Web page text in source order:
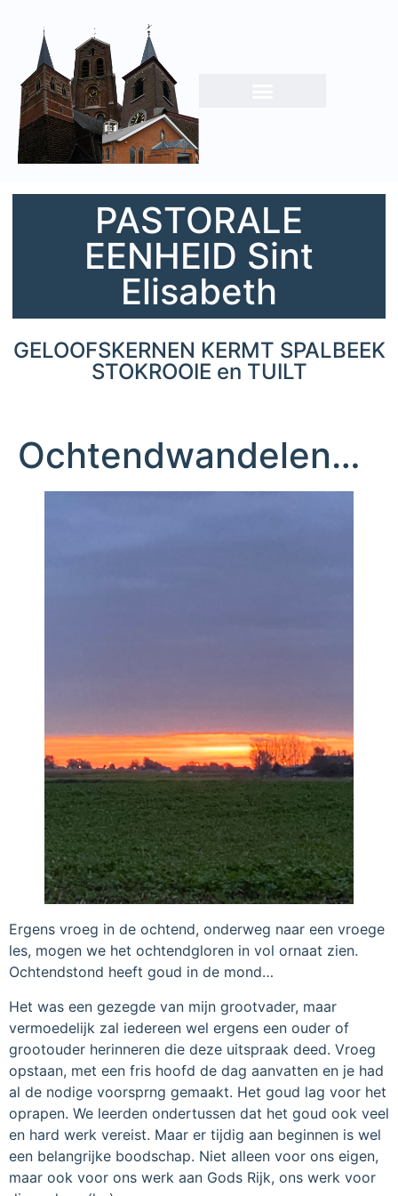
PASTORALE
EENHEID Sint
Elisabeth
GELOOFSKERNEN KERMT SPALBEEK
STOKROOIE en TUILT
Ochtendwandelen…
Ergens vroeg in de ochtend, onderweg naar een vroege
les, mogen we het ochtendgloren in vol ornaat zien.
Ochtendstond heeft goud in de mond…
Het was een gezegde van mijn grootvader, maar
vermoedelijk zal iedereen wel ergens een ouder of
grootouder herinneren die deze uitspraak deed. Vroeg
opstaan, met een fris hoofd de dag aanvatten en je had
al de nodige voorsprng gemaakt. Het goud lag voor het
oprapen. We leerden ondertussen dat het goud ook veel
en hard werk vereist. Maar er tijdig aan beginnen is wel
een belangrijke boodschap. Niet alleen voor ons eigen,
maar ook voor ons werk aan Gods Rijk, ons werk voor